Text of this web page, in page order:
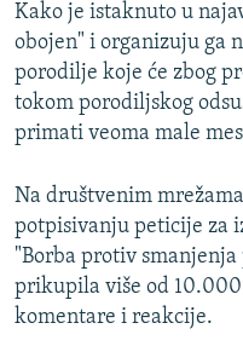
NASTANAK I RASPAD
Kako je istaknuto u
obojen" i organizuju ga
porodilje koje će zbog
tokom porodiljskog
primati veoma male
Na društvenim
potpisivanju peticije za
"Borba protiv
prikupila više od
komentare i reakcije.